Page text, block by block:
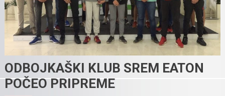
ODBOJKAŠKI KLUB SREM EATON
POČEO PRIPREME